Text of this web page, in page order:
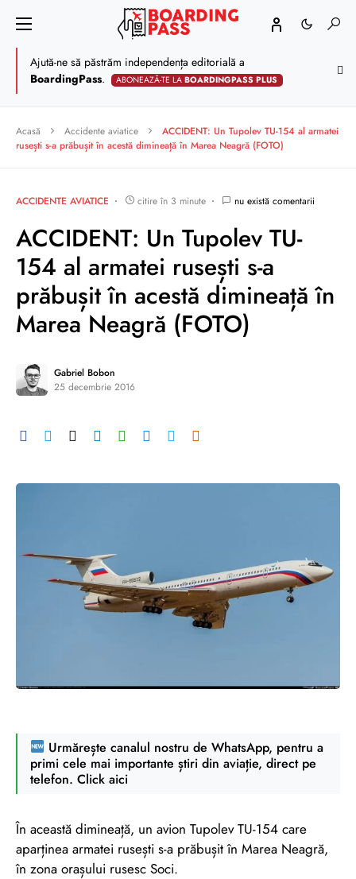
Ajută-ne să păstrăm independența editorială a
BoardingPass. ABONEAZĂ-TE LABOARDINGPASS PLUS
Acasă Accidente aviatice
ACCIDENT: Un Tupolev TU-154 al armatei
rusești s-a prăbușit în acestă dimineață în Marea Neagră (FOTO)
ACCIDENTE AVIATICE citire în 3 minute nu există comentarii
ACCIDENT: Un Tupolev TU-
154 al armatei rusești s-a
prăbușit în acestă dimineață în
Marea Neagră (FOTO)
Gabriel Bobon
25 decembrie 2016
Urmărește canalul nostru de WhatsApp, pentru a
primi cele mai importante știri din aviație, direct pe
telefon. Click aici
În această dimineață, un avion Tupolev TU-154 care
aparținea armatei rusești s-a prăbușit în Marea Neagră,
în zona orașului rusesc Soci.